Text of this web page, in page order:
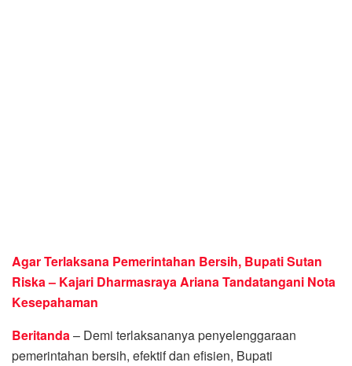
Agar Terlaksana Pemerintahan Bersih, Bupati Sutan
Riska – Kajari Dharmasraya Ariana Tandatangani Nota
Kesepahaman
Beritanda– Demi terlaksananya penyelenggaraan
pemerintahan bersih, efektif dan efisien, Bupati